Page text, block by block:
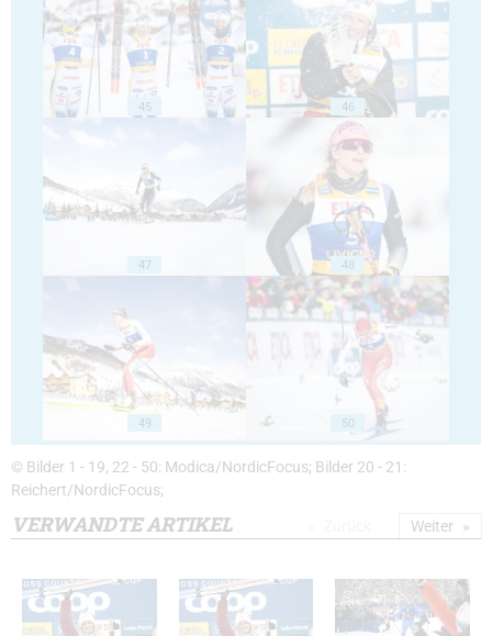
45 46
47 48
49 50
© Bilder 1 - 19, 22 - 50: Modica/NordicFocus; Bilder 20 - 21:
Reichert/NordicFocus;
VERWANDTE ARTIKEL Weiter